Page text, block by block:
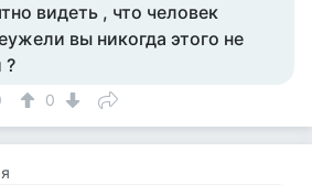
видеть , что человек
вы никогда этого не
?
0